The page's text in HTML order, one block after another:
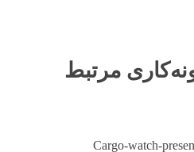
مرتبط